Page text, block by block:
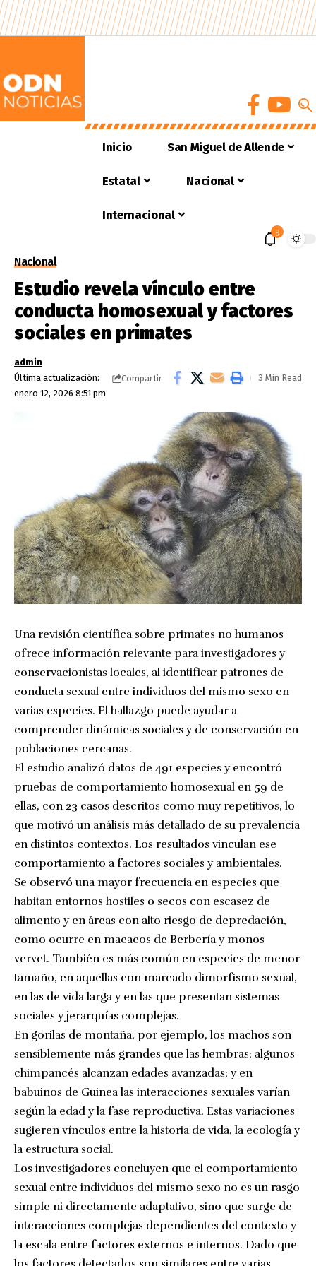
Inicio San Miguel de Allende
Estatal Nacional
Internacional
9
Nacional
Estudio revela vínculo entre
conducta homosexual y factores
sociales en primates
Última actualización:
enero 12, 2026 8:51 pm
admin
Compartir
3 Min Read
Una revisión científica sobre primates no humanos
ofrece información relevante para investigadores y
conservacionistas locales, al identificar patrones de
conducta sexual entre individuos del mismo sexo en
varias especies. El hallazgo puede ayudar a
comprender dinámicas sociales y de conservación en
poblaciones cercanas.
El estudio analizó datos de 491 especies y encontró
pruebas de comportamiento homosexual en 59 de
ellas, con 23 casos descritos como muy repetitivos, lo
que motivó un análisis más detallado de su prevalencia
en distintos contextos. Los resultados vinculan ese
comportamiento a factores sociales y ambientales.
Se observó una mayor frecuencia en especies que
habitan entornos hostiles o secos con escasez de
alimento y en áreas con alto riesgo de depredación,
como ocurre en macacos de Berbería y monos
vervet. También es más común en especies de menor
tamaño, en aquellas con marcado dimorfismo sexual,
en las de vida larga y en las que presentan sistemas
sociales y jerarquías complejas.
En gorilas de montaña, por ejemplo, los machos son
sensiblemente más grandes que las hembras; algunos
chimpancés alcanzan edades avanzadas; y en
babuinos de Guinea las interacciones sexuales varían
según la edad y la fase reproductiva. Estas variaciones
sugieren vínculos entre la historia de vida, la ecología y
la estructura social.
Los investigadores concluyen que el comportamiento
sexual entre individuos del mismo sexo no es un rasgo
simple ni directamente adaptativo, sino que surge de
interacciones complejas dependientes del contexto y
la escala entre factores externos e internos. Dado que